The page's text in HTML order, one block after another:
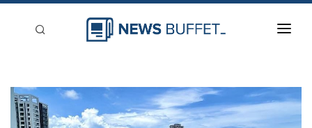
新聞稿分類
登入